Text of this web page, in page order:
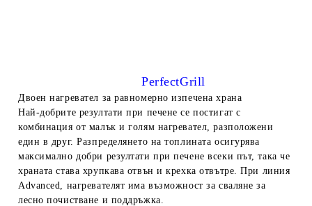
PerfectGrill
Двоен нагревател за равномерно изпечена храна
Най-добрите резултати при печене се постигат с
комбинация от малък и голям нагревател, разположени
един в друг. Разпределянето на топлината осигурява
максимално добри резултати при печене всеки път, така че
храната става хрупкава отвън и крехка отвътре. При линия
Advanced, нагревателят има възможност за сваляне за
лесно почистване и поддръжка.